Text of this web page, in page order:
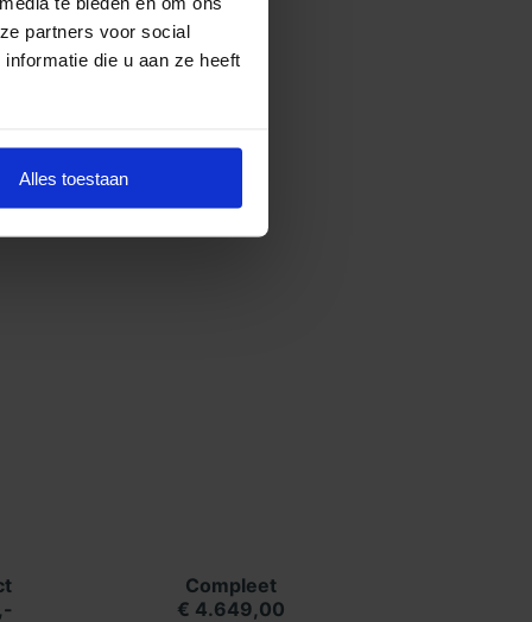
partners voor social
die u aan ze heeft
Alles toestaan
Compleet
€ 4.649,00